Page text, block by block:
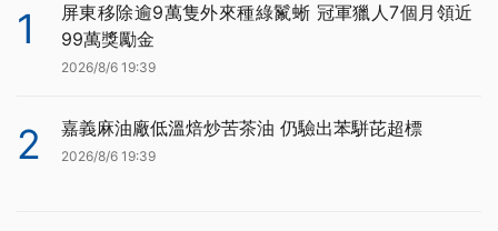
1
屏東移除逾9萬隻外來種綠鬣蜥 冠軍獵人7個月領近
99萬獎勵金
2026/8/6 19:39
2 嘉義麻油廠低溫焙炒苦茶油 仍驗出苯駢芘超標
2026/8/6 19:39